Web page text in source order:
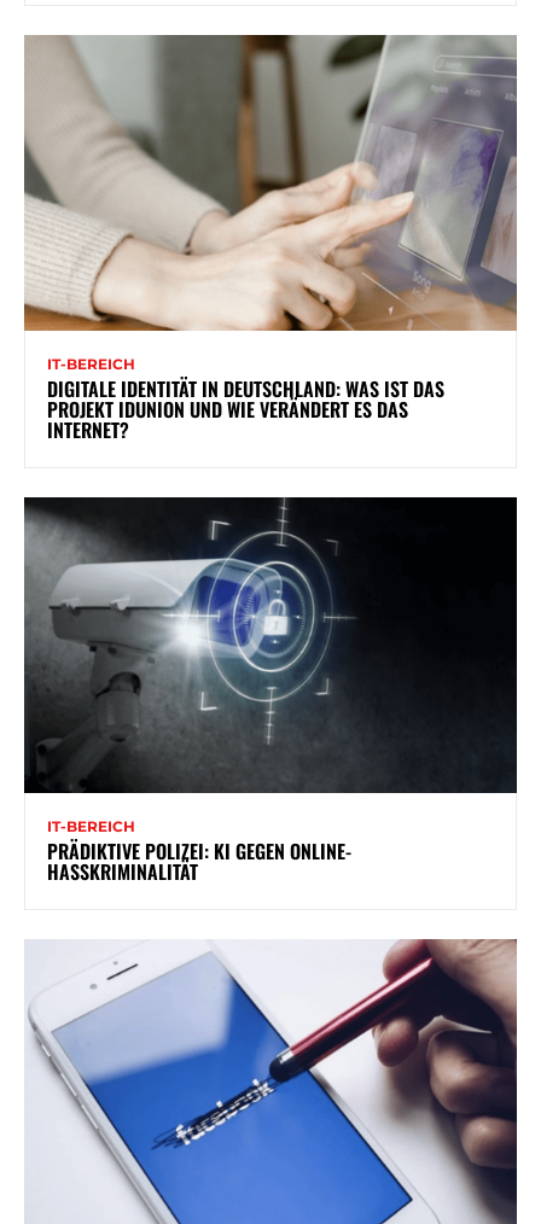
IT-BEREICH
DIGITALE IDENTITÄT IN DEUTSCHLAND: WAS IST DAS
PROJEKT IDUNION UND WIE VERÄNDERT ES DAS
INTERNET?
IT-BEREICH
PRÄDIKTIVE POLIZEI: KI GEGEN ONLINE-
HASSKRIMINALITÄT